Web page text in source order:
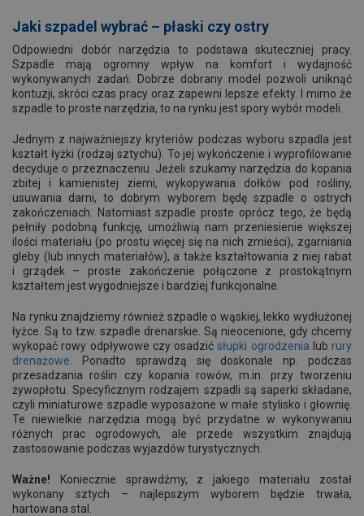
Jaki szpadel wybrać – płaski czy ostry
Odpowiedni dobór narzędzia to podstawa skuteczniej pracy.
Szpadle mają ogromny wpływ na komfort i wydajność
wykonywanych zadań. Dobrze dobrany model pozwoli uniknąć
kontuzji, skróci czas pracy oraz zapewni lepsze efekty. I mimo że
szpadle to proste narzędzia, to na rynku jest spory wybór modeli.
Jednym z najważniejszy kryteriów podczas wyboru szpadla jest
kształt łyżki (rodzaj sztychu). To jej wykończenie i wyprofilowanie
decyduje o przeznaczeniu. Jeżeli szukamy narzędzia do kopania
zbitej i kamienistej ziemi, wykopywania dołków pod rośliny,
usuwania darni, to dobrym wyborem będę szpadle o ostrych
zakończeniach. Natomiast szpadle proste oprócz tego, że będą
pełniły podobną funkcję, umożliwią nam przeniesienie większej
ilości materiału (po prostu więcej się na nich zmieści), zgarniania
gleby (lub innych materiałów), a także kształtowania z niej rabat
i grządek – proste zakończenie połączone z prostokątnym
kształtem jest wygodniejsze i bardziej funkcjonalne.
Na rynku znajdziemy również szpadle o wąskiej, lekko wydłużonej
łyżce. Są to tzw. szpadle drenarskie. Są nieocenione, gdy chcemy
wykopać rowy odpływowe czy osadzićsłupki ogrodzenia lub rury
drenażowe . Ponadto sprawdzą się doskonale np. podczas
przesadzania roślin czy kopania rowów, m.in. przy tworzeniu
żywopłotu. Specyficznym rodzajem szpadli są saperki składane,
czyli miniaturowe szpadle wyposażone w małe stylisko i głownię.
Te niewielkie narzędzia mogą być przydatne w wykonywaniu
różnych prac ogrodowych, ale przede wszystkim znajdują
zastosowanie podczas wyjazdów turystycznych.
Ważne! Koniecznie sprawdźmy, z jakiego materiału został
wykonany sztych – najlepszym wyborem będzie trwała,
hartowana stal.